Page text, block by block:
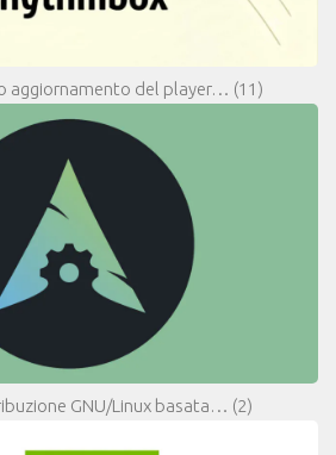
aggiornamento del player… (11)
GNU/Linux basata… (2)